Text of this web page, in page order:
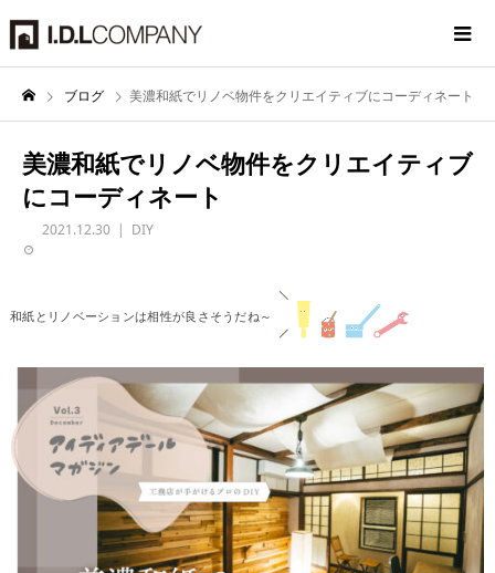
ブログ 美濃和紙でリノベ物件をクリエイティブにコーディネート
美濃和紙でリノベ物件をクリエイティブ
にコーディネート
2021.12.30 DIY
和紙とリノベーションは相性が良さそうだね～